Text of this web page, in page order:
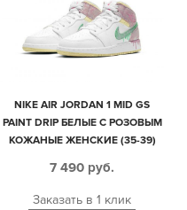
NIKE AIR JORDAN 1 MID GS
PAINT DRIP БЕЛЫЕ С РОЗОВЫМ
КОЖАНЫЕ ЖЕНСКИЕ (35-39)
7 490 руб.
Заказать в 1 клик